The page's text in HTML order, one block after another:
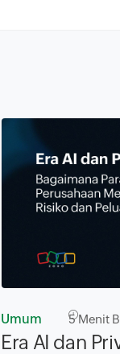
Umum 5Menit
Era AI dan